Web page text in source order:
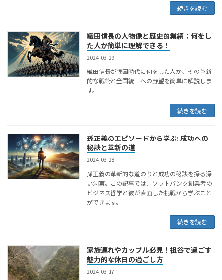
続きを読む
織田信長の人物像と歴史的業績：何をし
た人か簡単に理解できる！
2024-03-29
織田信長が戦国時代に何をした人か、その革新
的な戦術と全国統一への野望を簡単に解説しま
す。
続きを読む
孫正義のエピソードから学ぶ: 成功への
秘訣と革新の道
2024-03-28
孫正義の革新的な道のりと成功の秘訣を探る深
い洞察。この記事では、ソフトバンク創業者の
ビジネス哲学と彼が直面した挑戦から学ぶこと
ができます。
続きを読む
家族連れやカップル必見！祖谷で過ごす
魅力的な休日の過ごし方
2024-03-17